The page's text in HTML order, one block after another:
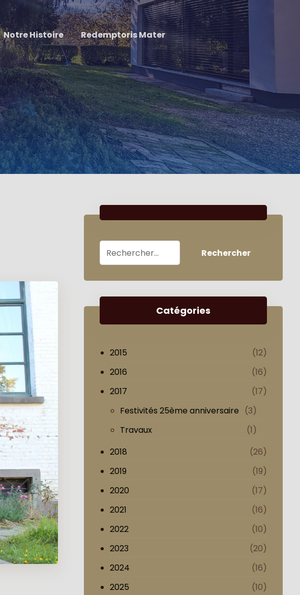
Notre Histoire Redemptoris Mater
Catégories
2015
(12)
2016
(16)
2017
(17)
Festivités 25ème anniversaire
(3)
Travaux
(1)
2018
(26)
2019
(19)
2020
(17)
2021
(16)
2022
(10)
2023
(20)
2024
(16)
2025
(10)